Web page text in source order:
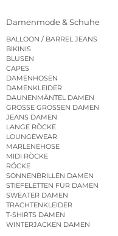
Damenmode & Schuhe
BALLOON / BARREL JEANS
BIKINIS
BLUSEN
CAPES
DAMENHOSEN
DAMENKLEIDER
DAUNENMÄNTEL DAMEN
GROSSE GRÖSSEN DAMEN
JEANS DAMEN
LANGE RÖCKE
LOUNGEWEAR
MARLENEHOSE
MIDI RÖCKE
RÖCKE
SONNENBRILLEN DAMEN
STIEFELETTEN FÜR DAMEN
SWEATER DAMEN
TRACHTENKLEIDER
T-SHIRTS DAMEN
WINTERJACKEN DAMEN